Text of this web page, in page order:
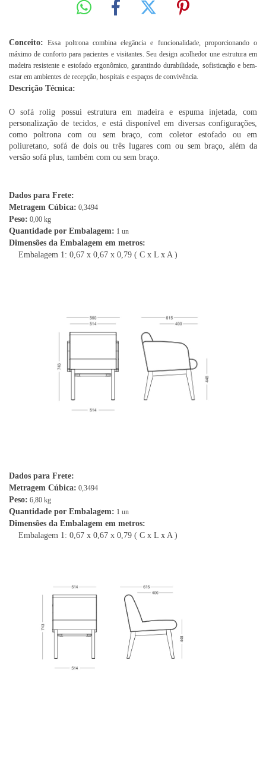
Conceito: Essa poltrona combina elegância e funcionalidade, proporcionando o
máximo de conforto para pacientes e visitantes. Seu design acolhedor une estrutura em
madeira resistente e estofado ergonômico, garantindo durabilidade, sofisticação e bem-
estar em ambientes de recepção, hospitais e espaços de convivência.
Descrição Técnica:
O sofá rolig possui estrutura em madeira e espuma injetada, com
personalização de tecidos, e está disponível em diversas configurações,
como poltrona com ou sem braço, com coletor estofado ou em
poliuretano, sofá de dois ou três lugares com ou sem braço, além da
versão sofá plus, também com ou sem braço.
Dados para Frete:
Metragem Cúbica: 0,3494
Peso: 0,00 kg
Quantidade por Embalagem: 1 un
Dimensões da Embalagem em metros:
Embalagem 1: 0,67 x 0,67 x 0,79 ( C x L x A )
Dados para Frete:
Metragem Cúbica: 0,3494
Peso: 6,80 kg
Quantidade por Embalagem: 1 un
Dimensões da Embalagem em metros:
Embalagem 1: 0,67 x 0,67 x 0,79 ( C x L x A )